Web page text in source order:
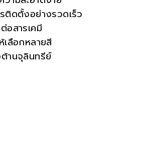
ติดตั้งอย่างรวดเร็ว
อสารเคมี
เลือกหลายสี
านจุลินทรีย์